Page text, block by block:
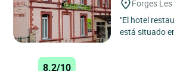
Forges
"El hotel
está situado
8.2/10